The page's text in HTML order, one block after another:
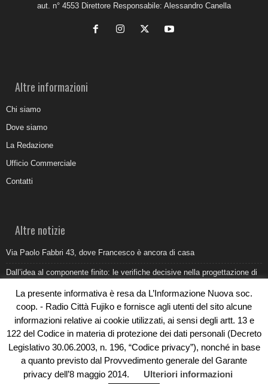
aut. n° 4553 Direttore Responsabile: Alessandro Canella
Altre informazioni
Chi siamo
Dove siamo
La Redazione
Ufficio Commerciale
Contatti
Altre notizie
Via Paolo Fabbri 43, dove Francesco è ancora di casa
Dall’idea al componente finito: le verifiche decisive nella progettazione di
Belvedere Marittimo e il report ARPACAL 2026 sulla qualità del mare
Come organizzare e allestire una camera ardente per l’ultimo saluto
Umidità di risalita in casa, come riconoscere i segnali veri
La presente informativa è resa da L’Informazione Nuova soc.
coop. - Radio Città Fujiko e fornisce agli utenti del sito alcune
informazioni relative ai cookie utilizzati, ai sensi degli artt. 13 e
122 del Codice in materia di protezione dei dati personali (Decreto
Legislativo 30.06.2003, n. 196, “Codice privacy”), nonché in base
a quanto previsto dal Provvedimento generale del Garante
privacy dell’8 maggio 2014.
Ulteriori informazioni